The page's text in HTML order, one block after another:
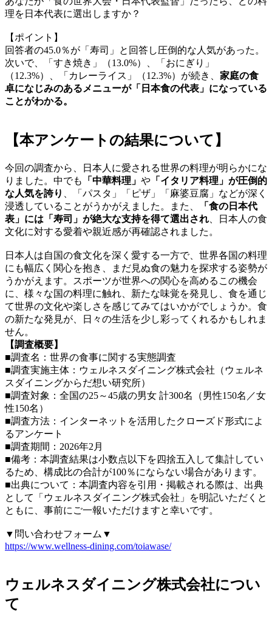
理を日本代表に選出しますか？
【ポイント】
回答者の45.0％が「寿司」と回答し圧倒的な人気があった。
次いで、「すき焼き」（13.0%）、「おにぎり」
（12.3%）、「カレーライス」（12.3%）が続き、 家庭の食
卓になじみのあるメニューが「日本食の代表」になっている
ことがわかる。
【本アンケートの結果について】
今回の調査から、日本人に愛される世界の料理が明らかにな
りました。中でも
「中華料理」 や 「イタリア料理」が圧倒的
な人気を誇り
、「パスタ」「ピザ」「麻婆豆腐」などが深く
浸透していることがうかがえました。また、
「食の日本代
表」には「寿司」が絶大な支持を得て選出され 、日本人の食
文化に対する愛着や親近感が再確認されました。
日本人は自国の食文化を深く愛する一方で、世界各国の料理
にも幅広く関心を抱き、まだ見ぬ食の魅力を探求する姿勢が
うかがえます。スポーツが世界への関心を高めるこの機会
に、様々な国の料理に触れ、新たな味覚を発見し、食を通じ
て世界の文化や楽しさを感じてみてはいかがでしょうか。食
の新たな発見が、日々の生活を少し彩ってくれるかもしれま
せん。
【調査概要】
■調査名：世界の食事に関する実態調査
■調査実施主体：ウェルネスダイニング株式会社（ウェルネ
スダイニングからだ想い研究所）
■調査対象：全国の25～45歳の男女 計300名（男性150名／女
性150名）
■調査方法：インターネットを活用したクローズド形式によ
るアンケート
■調査期間：2026年2月
■備考：本調査結果は小数点以下を四捨五入して集計してい
るため、構成比の合計が100％にならない場合があります。
■出典について：本調査内容を引用・掲載される際は、出典
として「ウェルネスダイニング株式会社」を明記いただくと
ともに、事前にご一報いただけますと幸いです。
▼問い合わせフォーム▼
https://www.wellness-dining.com/toiawase/
ウェルネスダイニング株式会社につい
て